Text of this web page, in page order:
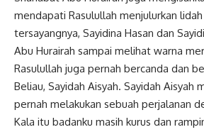
mendapati Rasulullah menjulurkan
tersayangnya, Sayidina Hasan dan
Abu Hurairah sampai melihat warna
Rasulullah juga pernah bercanda dan
Beliau, Sayidah Aisyah. Sayidah Aisyah
pernah melakukan sebuah perjalanan
Kala itu badanku masih kurus dan